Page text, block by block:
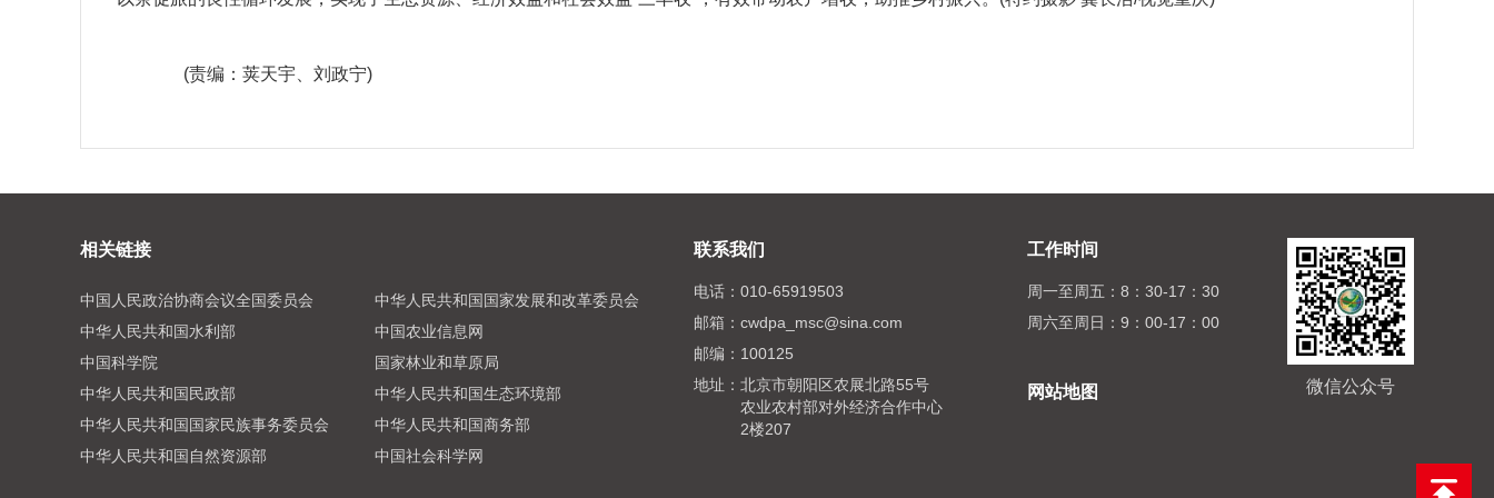
(责编：荚天宇、刘政宁)
相关链接
中国人民政治协商会议全国委员会
中华人民共和国国家发展和改革委员会
中华人民共和国水利部
中国农业信息网
中国科学院
国家林业和草原局
中华人民共和国民政部
中华人民共和国生态环境部
中华人民共和国国家民族事务委员会
中华人民共和国商务部
中华人民共和国自然资源部
中国社会科学网
联系我们
电话： 010-65919503
邮箱： cwdpa_msc@sina.com
邮编： 100125
地址： 北京市朝阳区农展北路55号
农业农村部对外经济合作中心
2楼207
工作时间
周一至周五：8：30-17：30
周六至周日：9：00-17：00
网站地图 微信公众号